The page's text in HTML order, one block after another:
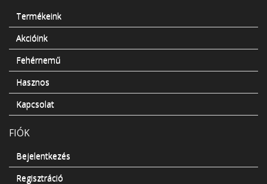
Termékeink
Akcióink
Fehérnemű
Hasznos
Kapcsolat
FIÓK
Bejelentkezés
Regisztráció